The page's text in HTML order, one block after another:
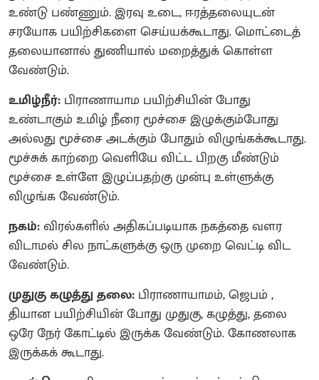
உண்டு பண்ணும். இரவு உடை, ஈரத்தலையுடன்
சரயோக பயிற்சிகளை செய்யக்கூடாது. மொட்டைத்
தலையானால் துணியால் மறைத்துக் கொள்ள
வேண்டும்.
உமிழ்நீர்: பிராணாயாம பயிற்சியின் போது
உண்டாகும் உமிழ் நீரை மூச்சை இழுக்கும்போது
அல்லது மூச்சை அடக்கும் போதும் விழுங்கக்கூடாது.
மூச்சுக் காற்றை வெளியே விட்ட பிறகு மீண்டும்
மூச்சை உள்ளே இழுப்பதற்கு முன்பு உள்ளுக்கு
விழுங்க வேண்டும்.
நகம்:விரல்களில் அதிகப்படியாக நகத்தை வளர
விடாமல் சில நாட்களுக்கு ஒரு முறை வெட்டி விட
வேண்டும்.
முதுகு கழுத்து தலை: பிராணாயாமம், ஜெபம் ,
தியான பயிற்சியின் போது முதுகு, கழுத்து, தலை
ஒரே நேர் கோட்டில் இருக்க வேண்டும். கோணலாக
இருக்கக் கூடாது.